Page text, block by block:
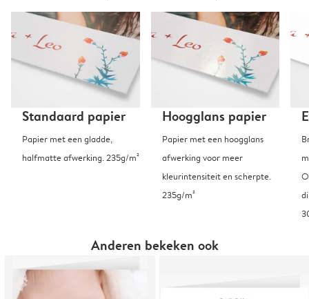
Standaard papier
Papier met een gladde,
halfmatte afwerking. 235g/m²
Hoogglans papier
Papier met een hoogglans
afwerking voor meer
kleurintensiteit en scherpte.
235g/m²
Anderen bekeken ook